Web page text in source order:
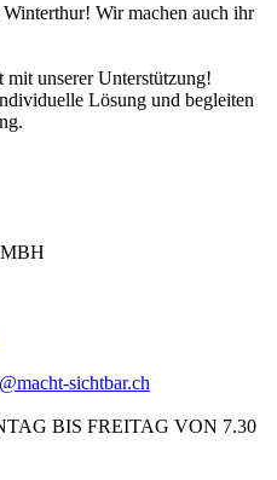
Wir machen auch ihr
mit unserer Unterstützung!
Lösung und begleiten
sichtbar.ch
BIS FREITAG VON 7.30